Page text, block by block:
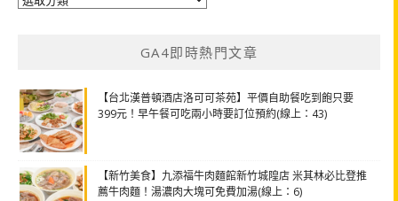
GA4即時熱門文章
【台北漢普頓酒店洛可可茶苑】平價自助餐吃到飽只要
399元！早午餐可吃兩小時要訂位預約(線上：43)
【新竹美食】九添福牛肉麵館新竹城隍店 米其林必比登推
薦牛肉麵！湯濃肉大塊可免費加湯(線上：6)